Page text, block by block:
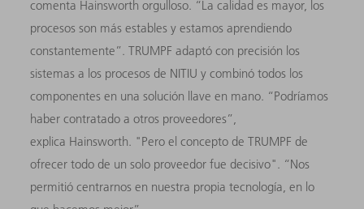
comenta Hainsworth orgulloso. “La calidad es mayor, los
procesos son más estables y estamos aprendiendo
constantemente”. TRUMPF adaptó con precisión los
sistemas a los procesos de NITIU y combinó todos los
componentes en una solución llave en mano. “Podríamos
haber contratado a otros proveedores”,
explica Hainsworth. "Pero el concepto de TRUMPF de
ofrecer todo de un solo proveedor fue decisivo". “Nos
permitió centrarnos en nuestra propia tecnología, en lo